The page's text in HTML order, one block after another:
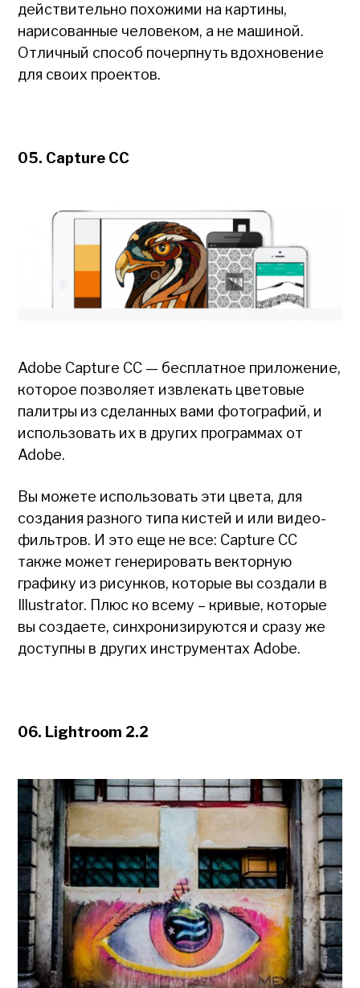
действительно похожими на картины,
нарисованные человеком, а не машиной.
Отличный способ почерпнуть вдохновение
для своих проектов.
05. Capture CC
Adobe Capture CC — бесплатное приложение,
которое позволяет извлекать цветовые
палитры из сделанных вами фотографий, и
использовать их в других программах от
Adobe.
Вы можете использовать эти цвета, для
создания разного типа кистей и или видео-
фильтров. И это еще не все: Capture CC
также может генерировать векторную
графику из рисунков, которые вы создали в
Illustrator. Плюс ко всему – кривые, которые
вы создаете, синхронизируются и сразу же
доступны в других инструментах Adobe.
06. Lightroom 2.2